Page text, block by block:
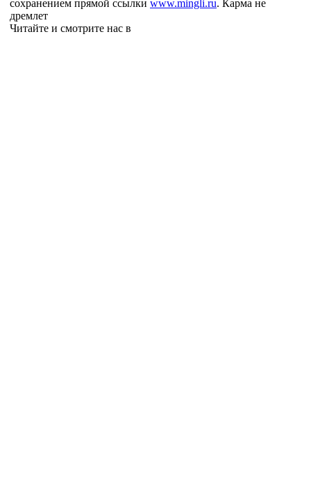
сохранением прямой ссылки www.mingli.ru. Карма не
дремлет
Читайте и смотрите нас в